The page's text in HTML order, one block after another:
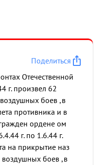
Поделиться
Отечественной
г. произвел 62
боев ,в
противника и в
ордене ом
г. по 1.6.44 г.
на прикрытие наз
боев ,в